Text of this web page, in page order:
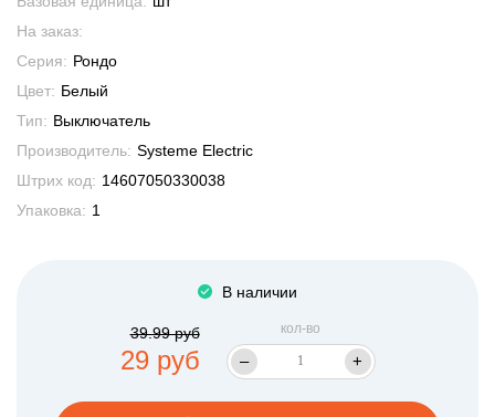
На заказ:
Серия: Рондо
Цвет: Белый
Тип: Выключатель
Производитель: Systeme Electric
Штрих код: 14607050330038
Упаковка: 1
В наличии
39.99 руб
29 руб
кол-во
– +